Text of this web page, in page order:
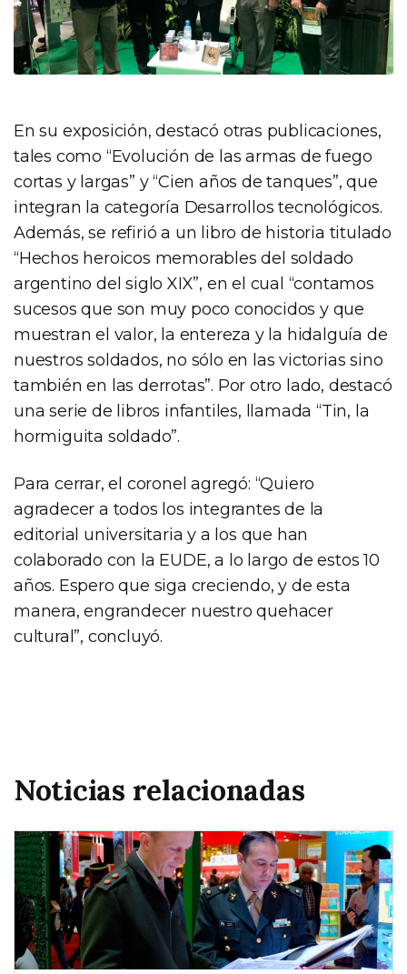
En su exposición, destacó otras publicaciones,
tales como “Evolución de las armas de fuego
cortas y largas” y “Cien años de tanques”, que
integran la categoría Desarrollos tecnológicos.
Además, se refirió a un libro de historia titulado
“Hechos heroicos memorables del soldado
argentino del siglo XIX”, en el cual “contamos
sucesos que son muy poco conocidos y que
muestran el valor, la entereza y la hidalguía de
nuestros soldados, no sólo en las victorias sino
también en las derrotas”. Por otro lado, destacó
una serie de libros infantiles, llamada “Tin, la
hormiguita soldado”.
Para cerrar, el coronel agregó: “Quiero
agradecer a todos los integrantes de la
editorial universitaria y a los que han
colaborado con la EUDE, a lo largo de estos 10
años. Espero que siga creciendo, y de esta
manera, engrandecer nuestro quehacer
cultural”, concluyó.
Noticias relacionadas